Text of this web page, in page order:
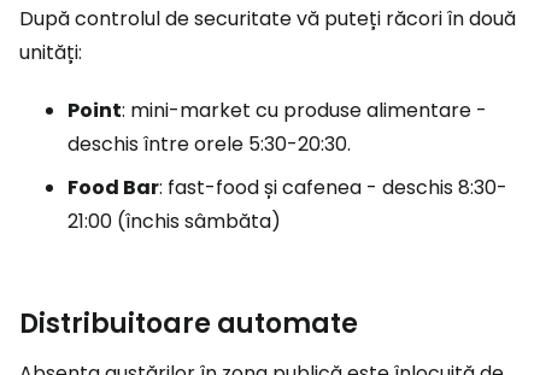
După controlul de securitate vă puteți răcori în două
unități:
Point: mini-market cu produse alimentare -
deschis între orele 5:30-20:30.
Food Bar: fast-food și cafenea - deschis 8:30-
21:00 (închis sâmbăta)
Distribuitoare automate